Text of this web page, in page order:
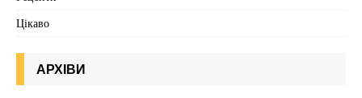
Цікаво
АРХІВИ